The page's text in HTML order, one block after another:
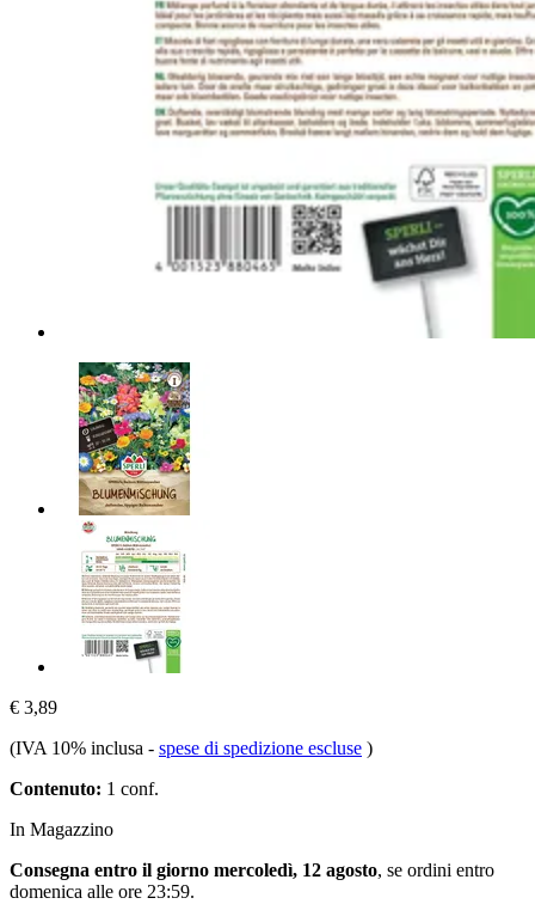
€ 3,89
(IVA 10% inclusa - spese di spedizione escluse )
Contenuto: 1 conf.
In Magazzino
Consegna entro il giorno mercoledì, 12 agosto, se ordini entro
domenica alle ore 23:59.